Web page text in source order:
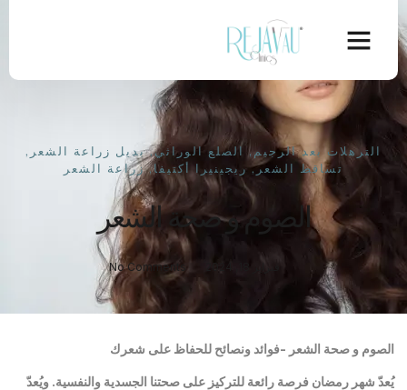
الترهلات بعد الرجيم, الصلع الوراثي,بديل زراعة الشعر ,
تساقط الشعر,ريجينيرا أكتيفا,زراعة الشعر
الصوم و صحة الشعر
No Comments
الصوم و صحة الشعر -فوائد ونصائح للحفاظ على شعرك
يُعدّ شهر رمضان فرصة رائعة للتركيز على صحتنا الجسدية والنفسية. ويُعدّ